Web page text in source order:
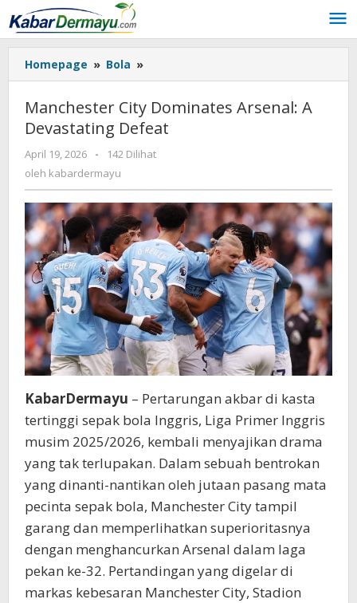
Lewati
ke
konten
Homepage » Bola »
City
Arsenal:
A
Devastating
Manchester City Dominates Arsenal: A
Devastating Defeat
April 19, 2026
oleh
kabardermayu
-
142 Dilihat
oleh kabardermayu
KabarDermayu – Pertarungan akbar di kasta
tertinggi sepak bola Inggris, Liga Primer Inggris
musim 2025/2026, kembali menyajikan drama
yang tak terlupakan. Dalam sebuah bentrokan
yang dinanti-nantikan oleh jutaan pasang mata
pecinta sepak bola, Manchester City tampil
garang dan memperlihatkan superioritasnya
dengan menghancurkan Arsenal dalam laga
pekan ke-32. Pertandingan yang digelar di
markas kebesaran Manchester City, Stadion